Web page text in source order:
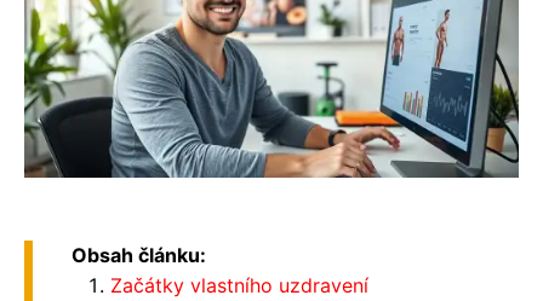
Obsah článku:
Začátky vlastního uzdravení